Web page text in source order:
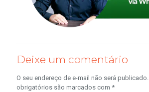
Deixe um comentário
O seu endereço de e-mail não será publicado.
obrigatórios são marcados com *